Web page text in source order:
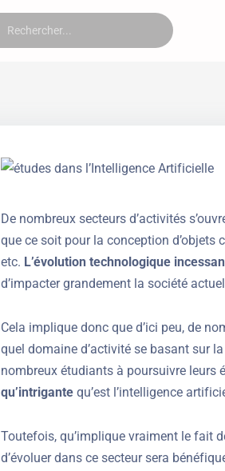
De nombreux secteurs d’activités
que ce soit pour la conception d’objets
etc. L’évolution technologique
d’impacter grandement la société
Cela implique donc que d’ici peu, de
quel domaine d’activité se basant sur
nombreux étudiants à poursuivre leurs
qu’intrigante qu’est l’intelligence
Toutefois, qu’implique vraiment le fait
d’évoluer dans ce secteur sera